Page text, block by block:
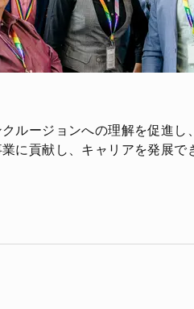
ルージョンへの理解を促進し
に貢献し、キャリアを発展で